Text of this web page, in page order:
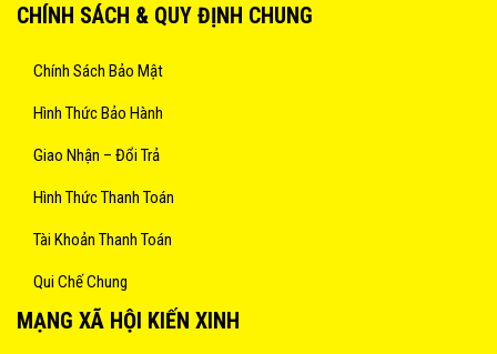
CHÍNH SÁCH & QUY ĐỊNH CHUNG
Chính Sách Bảo Mật
Hình Thức Bảo Hành
Giao Nhận – Đổi Trả
Hình Thức Thanh Toán
Tài Khoản Thanh Toán
Qui Chế Chung
MẠNG XÃ HỘI KIẾN XINH